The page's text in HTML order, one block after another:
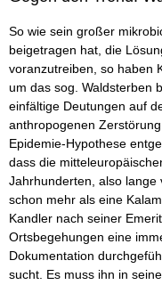
So wie sein großer
beigetragen hat, die
voranzutreiben, so haben
um das sog. Waldsterben
einfältige Deutungen auf
anthropogenen
Epidemie-Hypothese
dass die
Jahrhunderten, also lange
schon mehr als eine
Kandler nach seiner
Ortsbegehungen eine
Dokumentation
sucht. Es muss ihn in